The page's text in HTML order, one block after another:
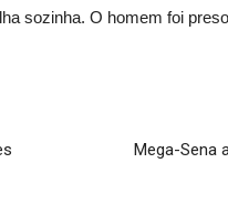
sozinha. O homem foi
Mega-Sena